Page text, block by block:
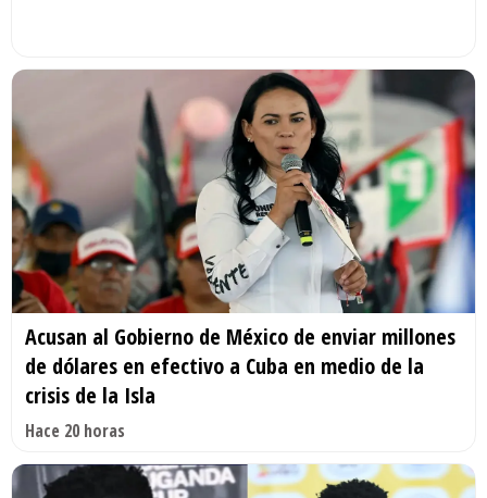
Acusan al Gobierno de México de enviar millones
de dólares en efectivo a Cuba en medio de la
crisis de la Isla
Hace 20 horas